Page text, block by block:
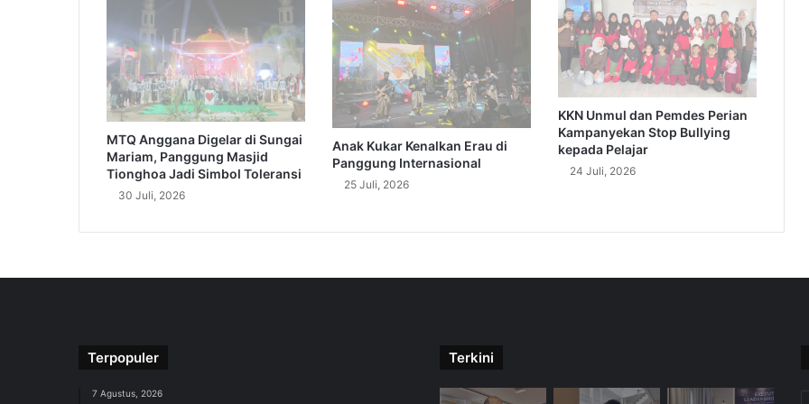
MTQ Anggana Digelar di Sungai
Mariam, Panggung Masjid
Tionghoa Jadi Simbol Toleransi
30 Juli, 2026
Anak Kukar Kenalkan Erau di
Panggung Internasional
25 Juli, 2026
KKN Unmul dan Pemdes Perian
Kampanyekan Stop Bullying
kepada Pelajar
24 Juli, 2026
Terpopuler
7 Agustus, 2026
Terkini